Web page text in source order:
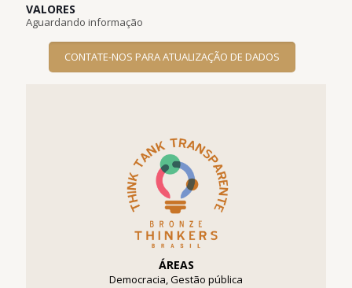
VALORES
Aguardando informação
CONTATE-NOS PARA ATUALIZAÇÃO DE DADOS
ÁREAS
Democracia, Gestão pública